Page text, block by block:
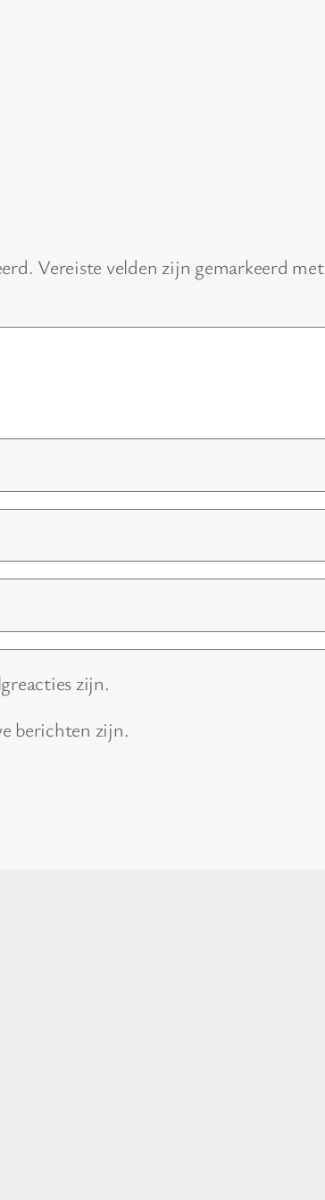
Vereiste velden zijn gemarkeerd met
zijn.
berichten zijn.